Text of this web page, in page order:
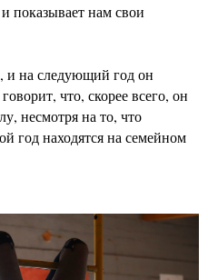
показывает нам свои
и на следующий год он
что, скорее всего, он
несмотря на то, что
год находятся на семейном